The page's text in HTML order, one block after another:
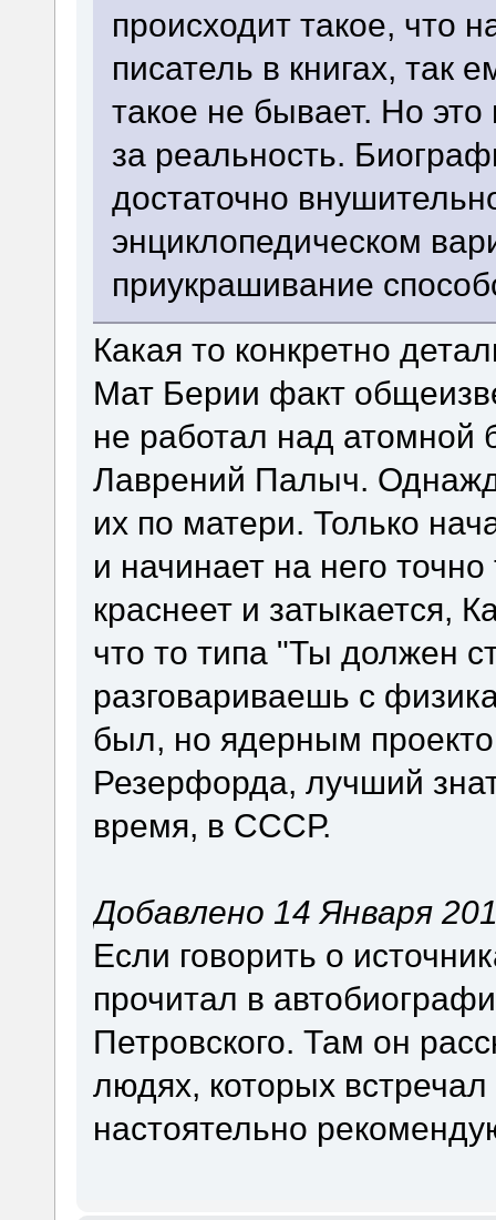
происходит такое, что
писатель в книгах, так
такое не бывает. Но
за реальность.
достаточно
энциклопедическом
приукрашивание
Какая то конкретно
Мат Берии факт
не работал над атомной
Лаврений Палыч.
их по матери. Только
и начинает на него
краснеет и затыкается,
что то типа "Ты должен
разговариваешь с
был, но ядерным
Резерфорда, лучший
время, в СССР.
Добавлено 14 Января
Если говорить о
прочитал в
Петровского. Там он
людях, которых
настоятельно